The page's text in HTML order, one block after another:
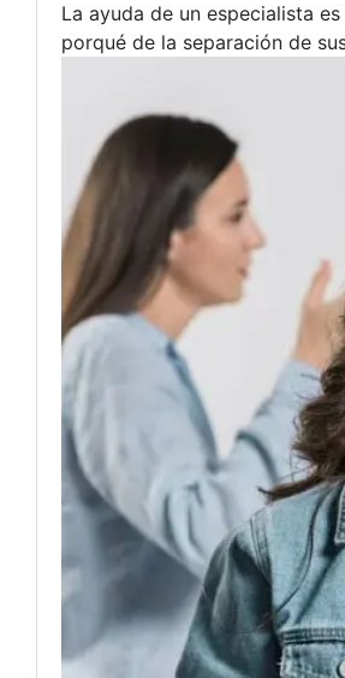
La ayuda de un especialista
porqué de la separación de